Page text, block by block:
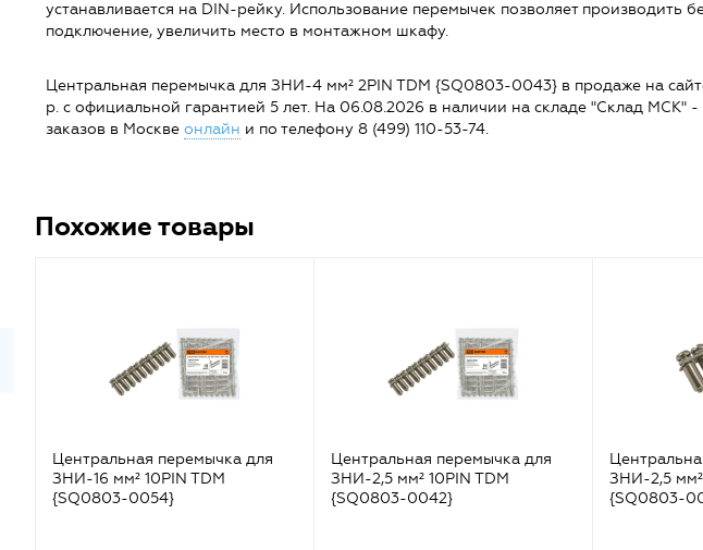
устанавливается на DIN-рейку. Использование перемычек позволяет производить
подключение, увеличить место в монтажном шкафу.
Центральная перемычка для ЗНИ-4 мм² 2PIN TDM {SQ0803-0043} в продаже на
р. с официальной гарантией 5 лет. На 06.08.2026 в наличии на складе "Склад МСК"
заказов в Москве онлайн и по телефону 8 (499) 110-53-74.
Похожие товары
Центральная перемычка для
ЗНИ-16 мм² 10PIN TDM
{SQ0803-0054}
Центральная перемычка для
ЗНИ-2,5 мм² 10PIN TDM
{SQ0803-0042}
ЗНИ-2,5 мм²
{SQ0803-